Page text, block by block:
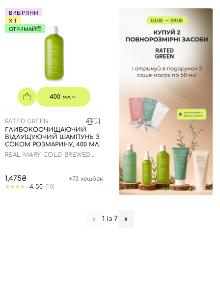
ВИБІР ЯНИ
ХІТ
ОТРИМАЙ
400 мл
RATED GREEN
ГЛИБОКООЧИЩАЮЧИЙ
ВІДЛУЩУЮЧИЙ ШАМПУНЬ З
СОКОМ РОЗМАРИНУ, 400 МЛ
REAL MARY COLD BREWED
1,475₴ +73 кешбек
4.50 (10)
« 1 із 7 »